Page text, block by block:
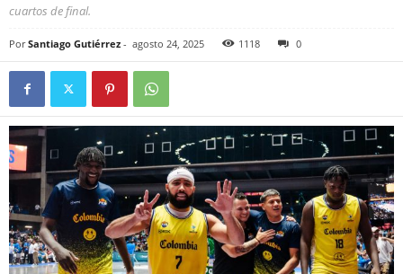
cuartos de final.
Por Santiago Gutiérrez - agosto 24, 2025 1118 0